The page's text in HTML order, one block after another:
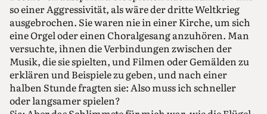
so einer Aggressivität, als wäre der dritte Weltkrieg
ausgebrochen. Sie waren nie in einer Kirche, um sich
eine Orgel oder einen Choralgesang anzuhören. Man
versuchte, ihnen die Verbindungen zwischen der
Musik, die sie spielten, und Filmen oder Gemälden zu
erklären und Beispiele zu geben, und nach einer
halben Stunde fragten sie: Also muss ich schneller
oder langsamer spielen?